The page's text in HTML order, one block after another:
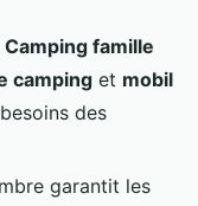
Camping famille
camping et mobil
des
garantit les